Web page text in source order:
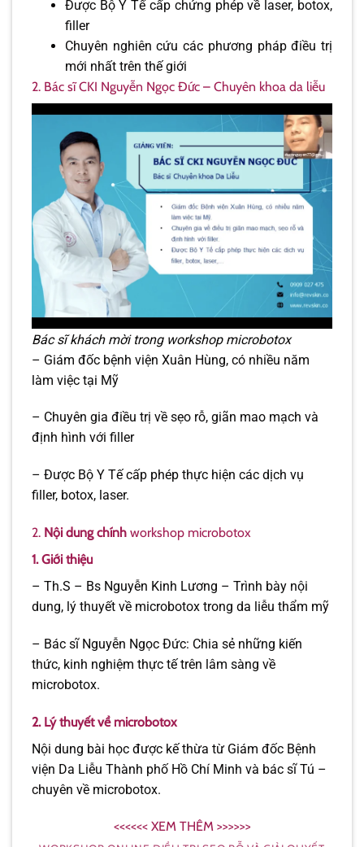
Được Bộ Y Tế cấp chứng phép về laser, botox,
filler
Chuyên nghiên cứu các phương pháp điều trị
mới nhất trên thế giới
2. Bác sĩ CKI Nguyễn Ngọc Đức – Chuyên khoa da liễu
Bác sĩ khách mời trong workshop microbotox
– Giám đốc bệnh viện Xuân Hùng, có nhiều năm
làm việc tại Mỹ
– Chuyên gia điều trị về sẹo rỗ, giãn mao mạch và
định hình với filler
– Được Bộ Y Tế cấp phép thực hiện các dịch vụ
filler, botox, laser.
2. Nội dung chính workshop microbotox
1. Giới thiệu
– Th.S – Bs Nguyễn Kinh Lương – Trình bày nội
dung, lý thuyết về microbotox trong da liễu thẩm mỹ
– Bác sĩ Nguyễn Ngọc Đức: Chia sẻ những kiến
thức, kinh nghiệm thực tế trên lâm sàng về
microbotox.
2. Lý thuyết về microbotox
Nội dung bài học được kế thừa từ Giám đốc Bệnh
viện Da Liễu Thành phố Hồ Chí Minh và bác sĩ Tú –
chuyên về microbotox.
<<<<<< XEM THÊM >>>>>>